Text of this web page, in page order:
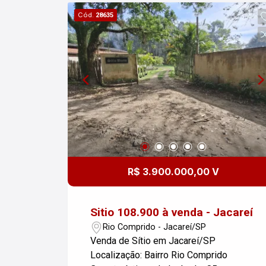
ambientes mais iluminados e
agradáveis Excelente potencial para
moradia ou investimento Imóvel com
espaço para valorização e
possibilidade de conclusão da obra
conforme o seu projeto Uma ótima
oportunidade para quem busca um
imóvel com terreno, vagas de garagem
e potencial para ampliar e transformar
em um lar completo e personalizado!
Cód. 28635
R$ 3.900.000,00 V
Sitio 108.900 à venda - Jacareí
Rio Comprido - Jacareí/SP
Venda de Sítio em Jacareí/SP
Localização: Bairro Rio Comprido